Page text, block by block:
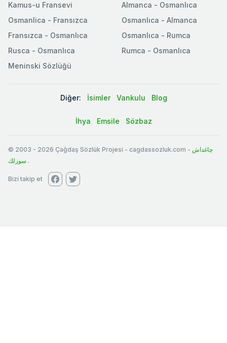
Kamus-u Fransevi
Osmanlica - Fransızca
Fransızca - Osmanlıca
Rusca - Osmanlıca
Meninski Sözlüğü
Almanca - Osmanlıca
Osmanlıca - Almanca
Osmanlıca - Rumca
Rumca - Osmanlıca
Diğer: İsimler Vankulu Blog
İhya Emsile Sözbaz
© 2003 - 2026 Çağdaş Sözlük Projesi - cagdassozluk.com - چاغداش
سوزلك .
Bizi takip et